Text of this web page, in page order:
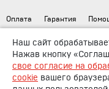
Оплата Гарантия
Наш сайт
Нажав кнопку
свое согласие на
cookie вашего